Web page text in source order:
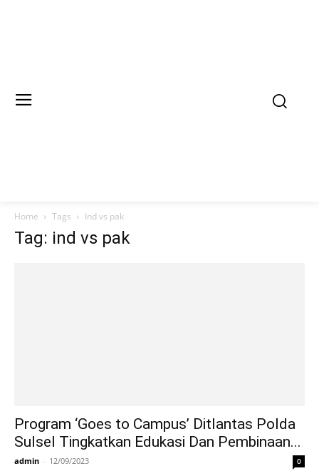
Home Tags Ind vs pak
Tag: ind vs pak
Program ‘Goes to Campus’ Ditlantas Polda
Sulsel Tingkatkan Edukasi Dan Pembinaan...
admin - 12/09/2023 0